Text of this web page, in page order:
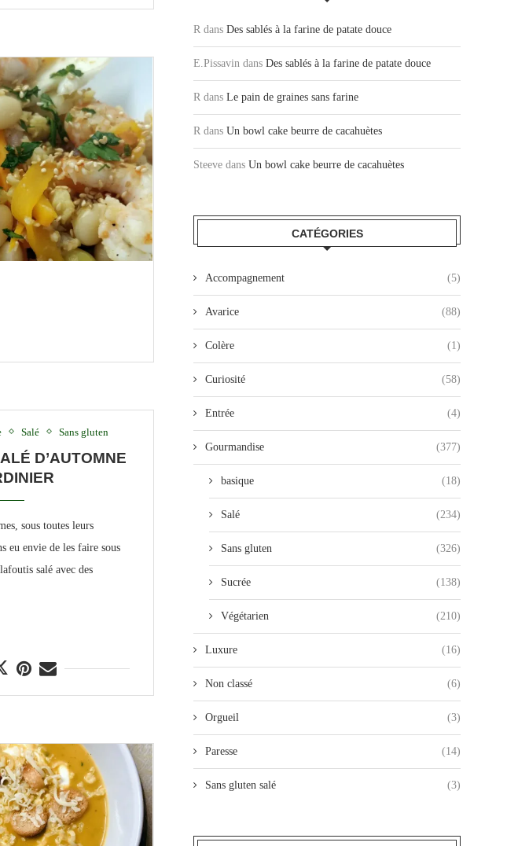
Salé Sans gluten
D’AUTOMNE
sous toutes leurs
eu envie de les faire sous
salé avec des
R dans Des sablés à la farine de patate douce
E.Pissavin dans Des sablés à la farine de patate douce
R dans Le pain de graines sans farine
R dans Un bowl cake beurre de cacahuètes
Steeve dans Un bowl cake beurre de cacahuètes
CATÉGORIES
Accompagnement (5)
Avarice (88)
Colère (1)
Curiosité (58)
Entrée (4)
Gourmandise (377)
basique (18)
Salé (234)
Sans gluten (326)
Sucrée (138)
Végétarien (210)
Luxure (16)
Non classé (6)
Orgueil (3)
Paresse (14)
Sans gluten salé (3)